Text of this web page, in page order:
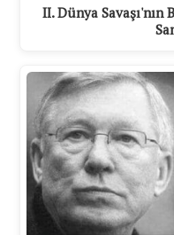
II. Dünya